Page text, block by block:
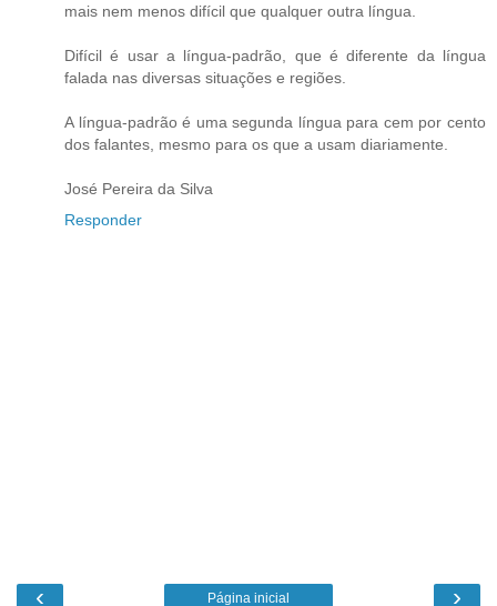
mais nem menos difícil que qualquer outra língua.
Difícil é usar a língua-padrão, que é diferente da língua
falada nas diversas situações e regiões.
A língua-padrão é uma segunda língua para cem por cento
dos falantes, mesmo para os que a usam diariamente.
José Pereira da Silva
Responder
‹ ›
Página inicial